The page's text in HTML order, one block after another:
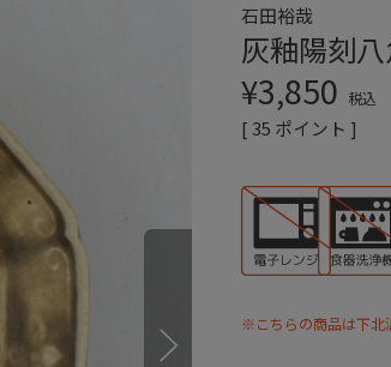
石田裕哉
灰釉陽刻
¥3,850 税込
[35 ポイント ]
※こちらの商品は下北